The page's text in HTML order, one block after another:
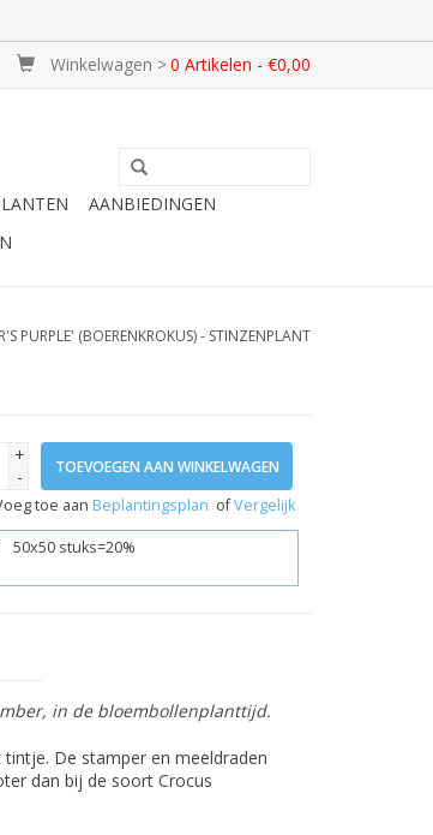
Winkelwagen >0 Artikelen - €0,00
AANBIEDINGEN
PURPLE' (BOERENKROKUS) - STINZENPLANT
+
-
TOEVOEGEN AAN WINKELWAGEN
toe aan Beplantingsplan ofVergelijk
stuks=20%
in de bloembollenplanttijd.
De stamper en meeldraden
dan bij de soort Crocus